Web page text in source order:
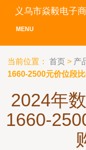
义乌市焱毅电子
MENU
当前位置： 首页 > 产
1660-2500元价位段
2024年
1660-